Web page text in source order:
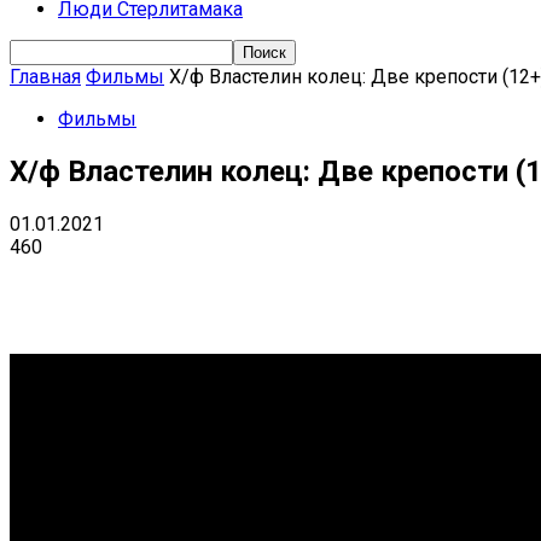
Люди Стерлитамака
Главная Фильмы Х/ф Властелин колец: Две крепости
Фильмы
Х/ф Властелин колец: Две крепости
01.01.2021
460